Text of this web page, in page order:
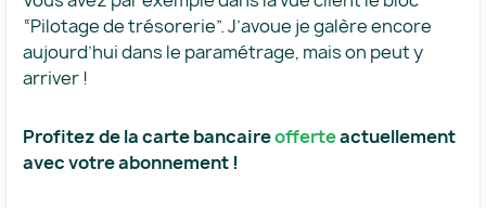
“Pilotage de trésorerie”. J’avoue je galère encore
aujourd’hui dans le paramétrage, mais on peut y
arriver !
Profitez de la carte bancaireofferteactuellement
avec votre abonnement !